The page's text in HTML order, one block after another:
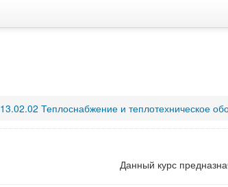
13.02.02 Теплоснабжение и теплотехническое
Данный курс